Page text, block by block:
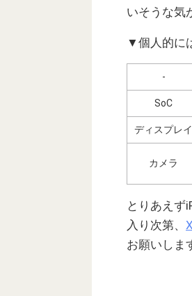
いそうな気
▼個人的に
‐
SoC
ディスプレイ
カメラ
とりあえず
入り次第、
お願いしま